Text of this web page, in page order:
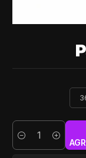
Cantidad